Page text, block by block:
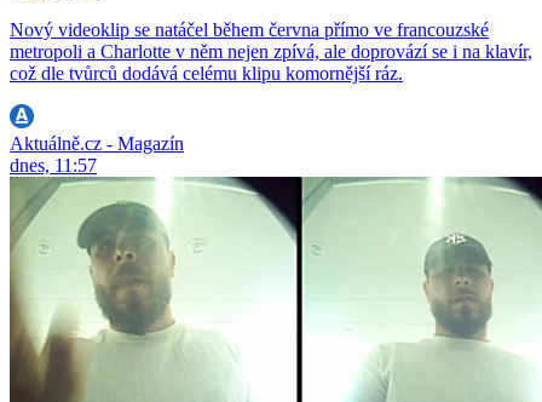
Nový videoklip se natáčel během června přímo ve francouzské
metropoli a Charlotte v něm nejen zpívá, ale doprovází se i na klavír,
což dle tvůrců dodává celému klipu komornější ráz.
Aktuálně.cz - Magazín
dnes, 11:57